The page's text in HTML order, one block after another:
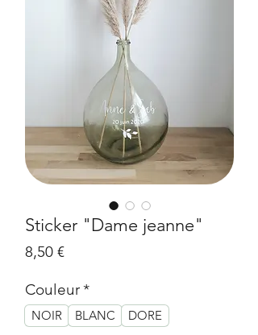
Sticker "Dame jeanne"
8,50 €Prix
Couleur*
NOIR BLANC DORE